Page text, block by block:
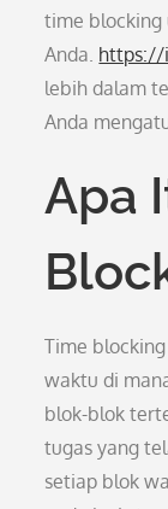
time blocking
Anda. https://
lebih dalam
Anda
Apa
Time
waktu di
blok-blok
tugas yang
setiap blok